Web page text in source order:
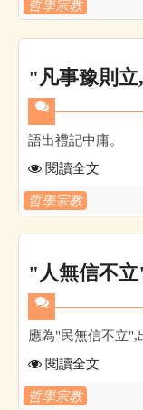
哲學宗教
"凡事豫則
語出禮記中庸。
閱讀全文
哲學宗教
"人無信不
應為"民無信不立",
閱讀全文
哲學宗教